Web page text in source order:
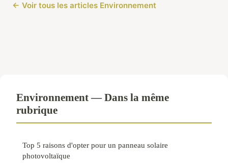
← Voir tous les articles Environnement
Environnement — Dans la même
rubrique
Top 5 raisons d'opter pour un panneau solaire
photovoltaïque